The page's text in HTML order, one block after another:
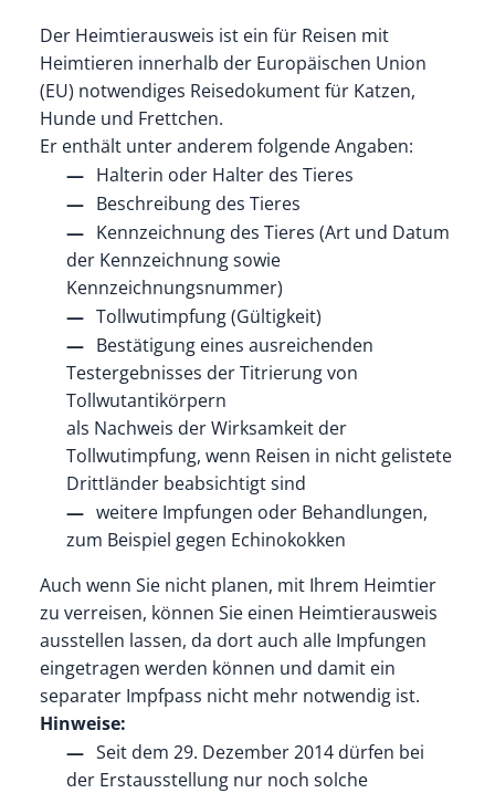
Der Heimtierausweis ist ein für Reisen mit
Heimtieren innerhalb der Europäischen Union
(EU) notwendiges Reisedokument für Katzen,
Hunde und Frettchen.
Er enthält unter anderem folgende Angaben:
Halterin oder Halter des Tieres
Beschreibung des Tieres
Kennzeichnung des Tieres (Art und Datum
der Kennzeichnung sowie
Kennzeichnungsnummer)
Tollwutimpfung(Gültigkeit)
Bestätigung eines ausreichenden
Testergebnisses der Titrierung von
Tollwutantikörpern
als Nachweis der Wirksamkeit der
Tollwutimpfung, wenn Reisen in nicht gelistete
Drittländer beabsichtigt sind
weitere Impfungen oder Behandlungen,
zum Beispiel gegen Echinokokken
Auch wenn Sie nicht planen, mit Ihrem Heimtier
zu verreisen, können Sie einen Heimtierausweis
ausstellen lassen, da dort auch alle Impfungen
eingetragen werden können und damit ein
separater Impfpass nicht mehr notwendig ist.
Hinweise:
Seit dem 29. Dezember 2014 dürfen bei
der Erstausstellung nur noch solche